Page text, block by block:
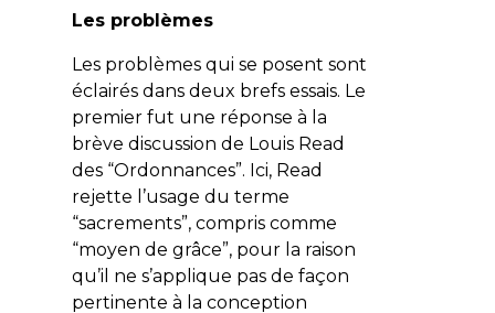
Les problèmes
Les problèmes qui se posent sont
éclairés dans deux brefs essais. Le
premier fut une réponse à la
brève discussion de Louis Read
des “Ordonnances”. Ici, Read
rejette l’usage du terme
“sacrements”, compris comme
“moyen de grâce”, pour la raison
qu’il ne s’applique pas de façon
pertinente à la conception